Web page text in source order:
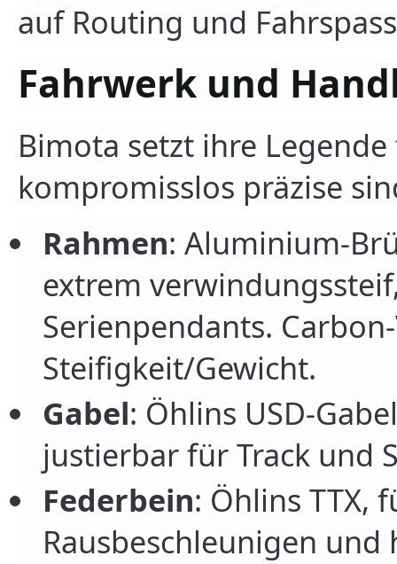
auf Routing und
Fahrwerk und
Bimota setzt ihre
kompromisslos präzise
Rahmen: Aluminium-
extrem
Serienpendants.
Steifigkeit/Gewicht.
Gabel: Öhlins USD-
justierbar für Track und
Federbein: Öhlins TTX,
Rausbeschleunigen